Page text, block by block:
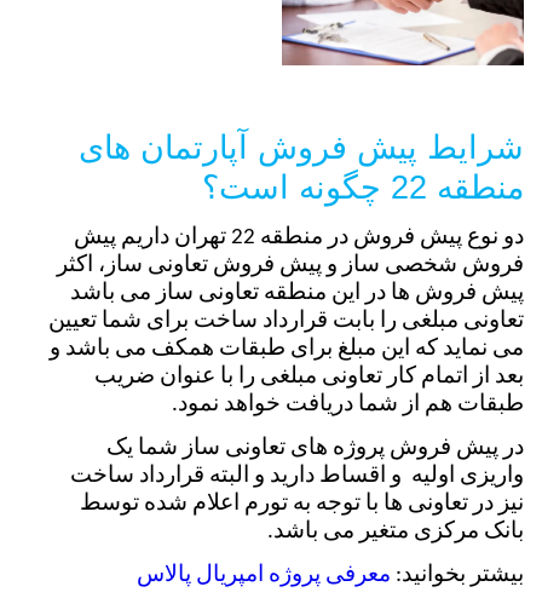
شرایط پیش فروش آپارتمان های
منطقه 22 چگونه است؟
دو نوع پیش فروش در منطقه 22 تهران داریم پیش
فروش شخصی ساز و پیش فروش تعاونی ساز، اکثر
پیش فروش ها در این منطقه تعاونی ساز می باشد
تعاونی مبلغی را بابت قرارداد ساخت برای شما تعیین
می نماید که این مبلغ برای طبقات همکف می باشد و
بعد از اتمام کار تعاونی مبلغی را با عنوان ضریب
طبقات هم از شما دریافت خواهد نمود.
در پیش فروش پروژه های تعاونی ساز شما یک
واریزی اولیه و اقساط دارید و البته قرارداد ساخت
نیز در تعاونی ها با توجه به تورم اعلام شده توسط
بانک مرکزی متغیر می باشد.
بیشتر بخوانید: معرفی پروژه امپریال پالاس